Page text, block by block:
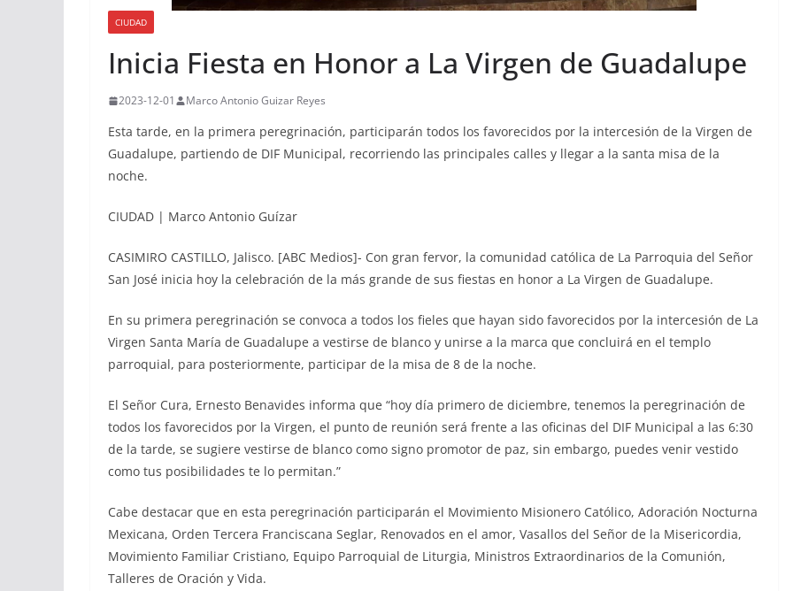
CIUDAD
Inicia Fiesta en Honor a La Virgen de Guadalupe
2023-12-01 Marco Antonio Guizar Reyes
Esta tarde, en la primera peregrinación, participarán todos los favorecidos por la intercesión de la Virgen de
Guadalupe, partiendo de DIF Municipal, recorriendo las principales calles y llegar a la santa misa de la
noche.
CIUDAD | Marco Antonio Guízar
CASIMIRO CASTILLO, Jalisco. [ABC Medios]- Con gran fervor, la comunidad católica de La Parroquia del Señor
San José inicia hoy la celebración de la más grande de sus fiestas en honor a La Virgen de Guadalupe.
En su primera peregrinación se convoca a todos los fieles que hayan sido favorecidos por la intercesión de La
Virgen Santa María de Guadalupe a vestirse de blanco y unirse a la marca que concluirá en el templo
parroquial, para posteriormente, participar de la misa de 8 de la noche.
El Señor Cura, Ernesto Benavides informa que “hoy día primero de diciembre, tenemos la peregrinación de
todos los favorecidos por la Virgen, el punto de reunión será frente a las oficinas del DIF Municipal a las 6:30
de la tarde, se sugiere vestirse de blanco como signo promotor de paz, sin embargo, puedes venir vestido
como tus posibilidades te lo permitan.”
Cabe destacar que en esta peregrinación participarán el Movimiento Misionero Católico, Adoración Nocturna
Mexicana, Orden Tercera Franciscana Seglar, Renovados en el amor, Vasallos del Señor de la Misericordia,
Movimiento Familiar Cristiano, Equipo Parroquial de Liturgia, Ministros Extraordinarios de la Comunión,
Talleres de Oración y Vida.